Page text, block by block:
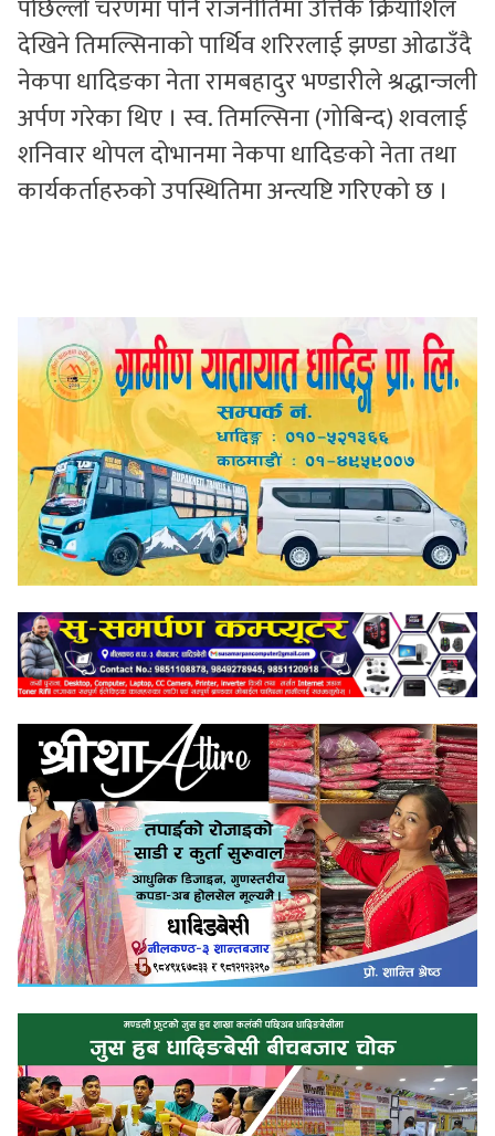
पछिल्लो चरणमा पनि राजनीतिमा उत्तिकै क्रियाशिल
देखिने तिमल्सिनाको पार्थिव शरिरलाई झण्डा ओढाउँदै
नेकपा धादिङका नेता रामबहादुर भण्डारीले श्रद्धान्जली
अर्पण गरेका थिए । स्व. तिमल्सिना (गोबिन्द) शवलाई
शनिवार थोपल दोभानमा नेकपा धादिङको नेता तथा
कार्यकर्ताहरुको उपस्थितिमा अन्त्यष्टि गरिएको छ ।